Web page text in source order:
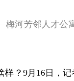
河芳邻人才公
？9月16日，